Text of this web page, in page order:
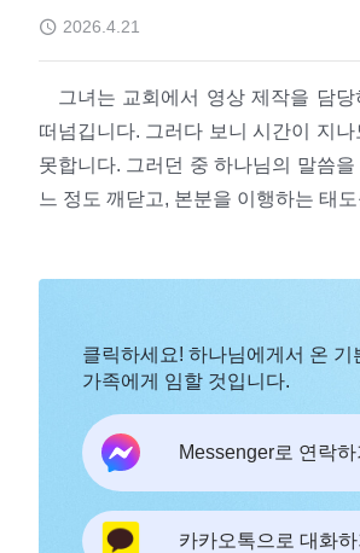
2026.4.21
그녀는 교회에서 영상 제작을 담
떠넘깁니다. 그러다 보니 시간이 지
못합니다. 그러던 중 하나님의 말씀
느 정도 깨닫고, 본분을 이행하는 태
클릭하세요! 하나님에게서 온 기
가족에게 임할 것입니다.
Messenger로 연락하
카카오톡으로 대화하